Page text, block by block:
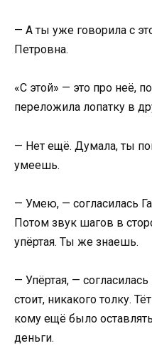
— А ты уже говорила с
Петровна.
«С этой» — это про неё,
переложила лопатку в
— Нет ещё. Думала, ты
умеешь.
— Умею, — согласилась
Потом звук шагов в
упёртая. Ты же знаешь.
— Упёртая, —
стоит, никакого толку.
кому ещё было
деньги.